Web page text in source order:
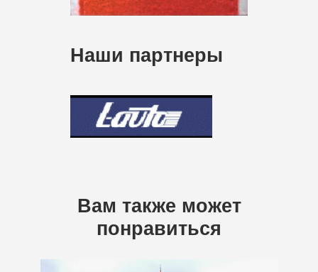
Наши партнеры
Вам также может
понравиться